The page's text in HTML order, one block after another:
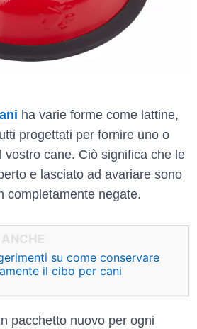
ha varie forme come lattine,
progettati per fornire uno o
vostro cane. Ciò significa che le
e lasciato ad avariare sono
completamente negate.
su come conservare
il cibo per cani
pacchetto nuovo per ogni